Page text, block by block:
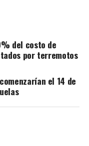
del costo de
por terremotos
el 14 de